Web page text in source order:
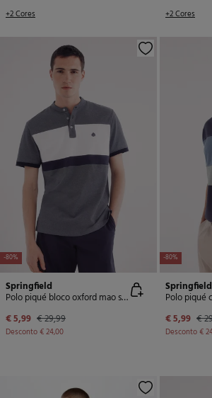
+2 Cores
+2 Cores
-80%
Springfield
Polo piqué bloco oxford mao slim fit
€ 5,99 € 29,99
Desconto€ 24,00
-80%
Springfield
€ 5,99 €
Desconto€